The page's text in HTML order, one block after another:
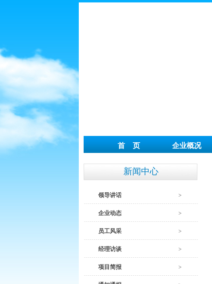
首 页 企业概况
新闻中心
领导讲话
企业动态
员工风采
经理访谈
项目简报